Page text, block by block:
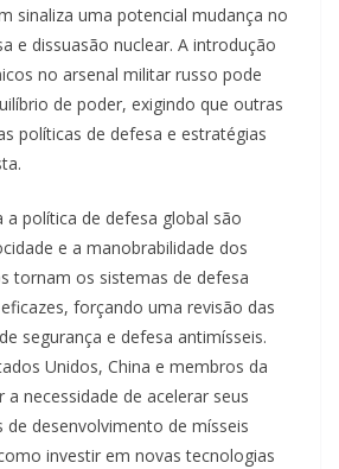
sinaliza uma potencial mudança no
e dissuasão nuclear. A introdução
no arsenal militar russo pode
de poder, exigindo que outras
políticas de defesa e estratégias
a política de defesa global são
e a manobrabilidade dos
tornam os sistemas de defesa
forçando uma revisão das
segurança e defesa antimísseis.
Unidos, China e membros da
necessidade de acelerar seus
desenvolvimento de mísseis
investir em novas tecnologias